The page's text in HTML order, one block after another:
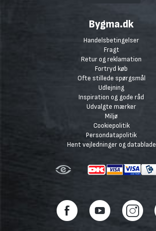
Bygma.dk
Handelsbetingelser
Fragt
Retur og reklamation
Fortryd køb
Ofte stillede spørgsmål
Udlejning
Inspiration og gode råd
Udvalgte mærker
Miljø
Cookiepolitik
Persondatapolitik
Hent vejledninger og datablade